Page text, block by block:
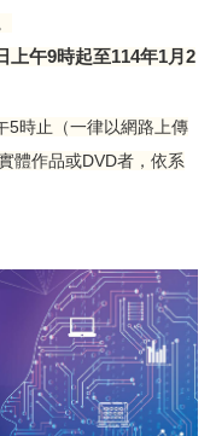
上午9時起至114年1月2
5時止（一律以網路上傳
體作品或DVD者，依系